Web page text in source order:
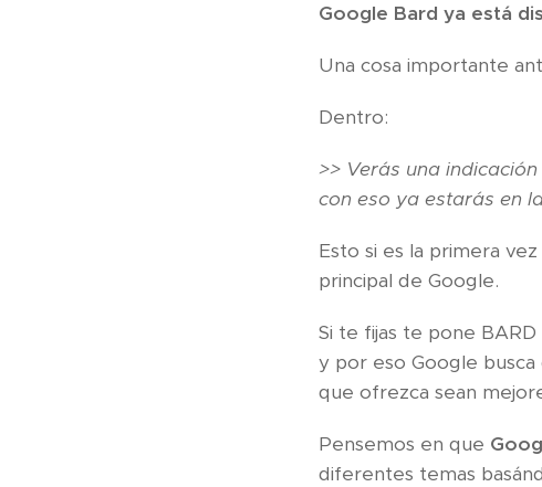
Google Bard ya está
Una cosa importante
Dentro:
>> Verás una
con eso ya estarás en
Esto si es la primera
principal de Google.
Si te fijas te pone BARD
y por eso Google
que ofrezca sean
Pensemos en que
diferentes temas